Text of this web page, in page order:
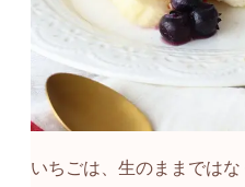
いちごは、生のままではな